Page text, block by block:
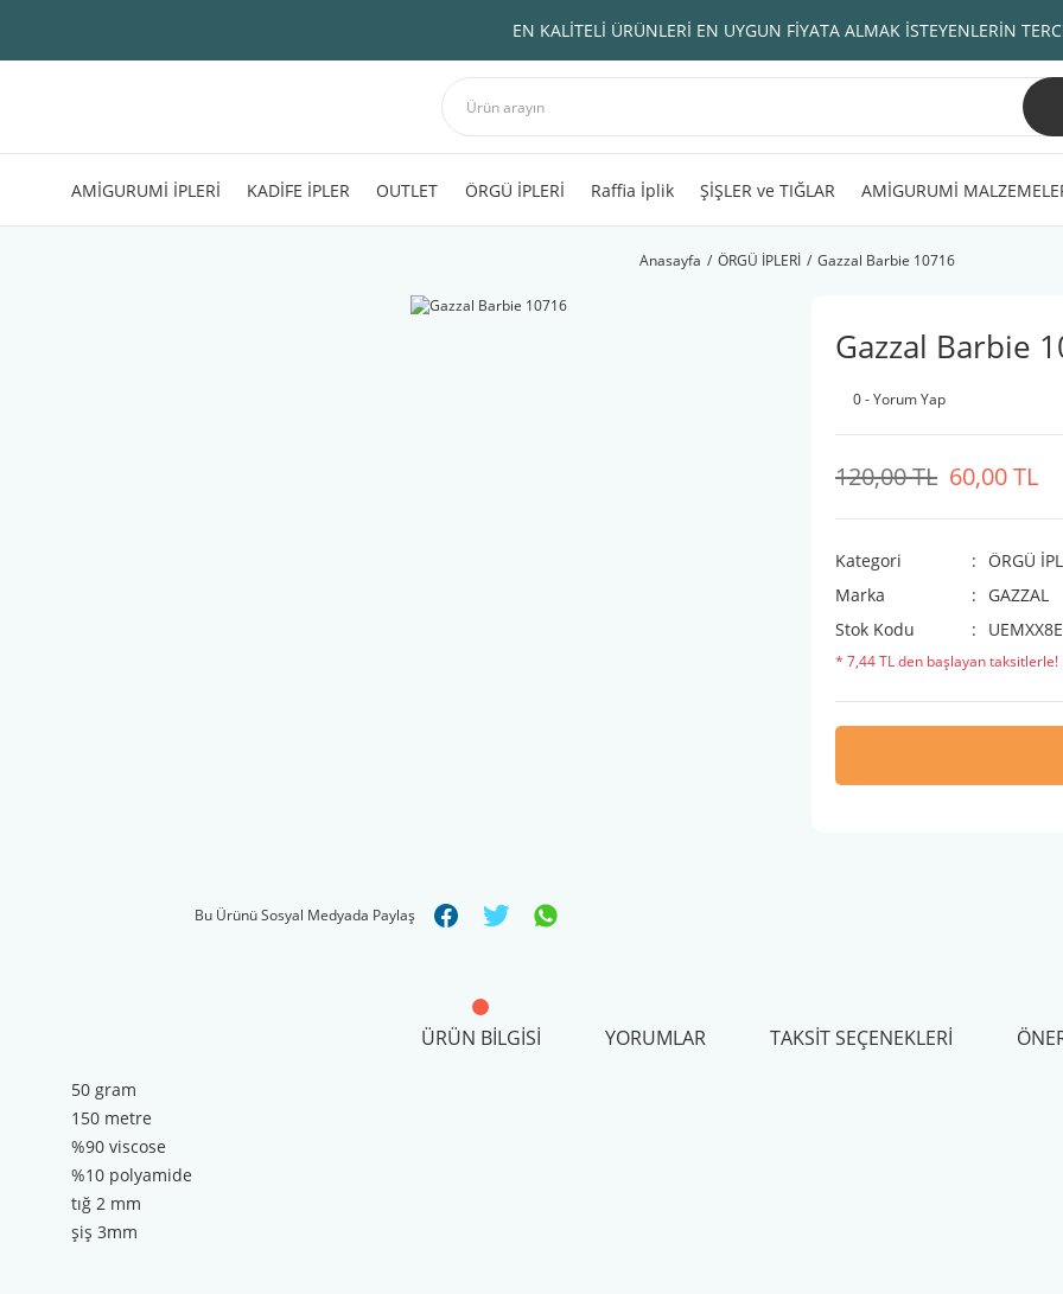
EN KALİTELİ ÜRÜNLERİ EN UYGUN FİYATA ALMAK İSTEYENLERİN
AMİGURUMİ İPLERİ KADİFE İPLER OUTLET ÖRGÜ İPLERİ Raffia İplik ŞİŞLER ve TIĞLAR AMİGURUMİ
Anasayfa ÖRGÜ İPLERİ Gazzal Barbie 10716
Bu Ürünü Sosyal Medyada Paylaş
Gazzal Barbie
0 - Yorum Yap
60,00 TL
120,00 TL
Kategori ÖRGÜ
Marka
GAZZAL
Stok Kodu
* 7,44 TL den başlayan taksitlerle!
ÜRÜN BILGISI YORUMLAR TAKSIT SEÇENEKLERI
50 gram
150 metre
%90 viscose
%10 polyamide
tığ 2 mm
şiş 3mm